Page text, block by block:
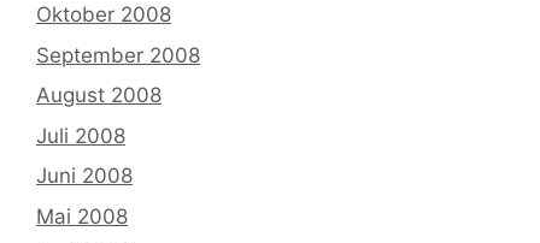
Oktober 2008
September 2008
August 2008
Juli 2008
Juni 2008
Mai 2008